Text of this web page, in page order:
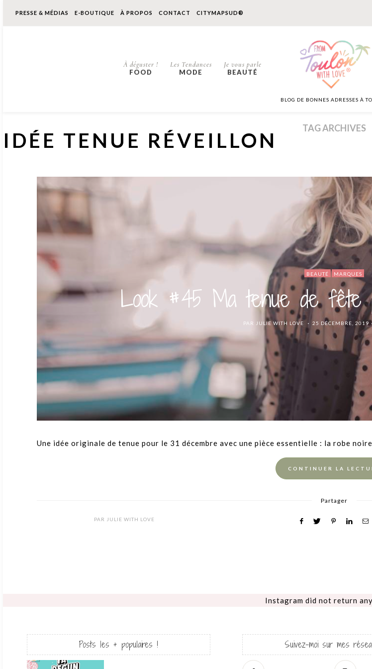
PRESSE & MÉDIAS E-BOUTIQUE À PROPOS CONTACT CITYMAPSUD®
À déguster !
FOOD
Les Tendances
MODE
Je vous parle
BEAUTÉ
BLOG DE BONNES ADRESSES À
TAG ARCHIVES
IDÉE TENUE RÉVEILLON
BEAUTÉ MARQUES
Look #45 Ma tenue de fête
PAR JULIE WITH LOVE
POSTED
ON
25 DÉCEMBRE, 2019
Une idée originale de tenue pour le 31 décembre avec une pièce essentielle : la robe
CONTINUER LA
Partager
PAR JULIE WITH LOVE
Instagram did not return
Posts les + populaires ! Suivez-moi sur mes